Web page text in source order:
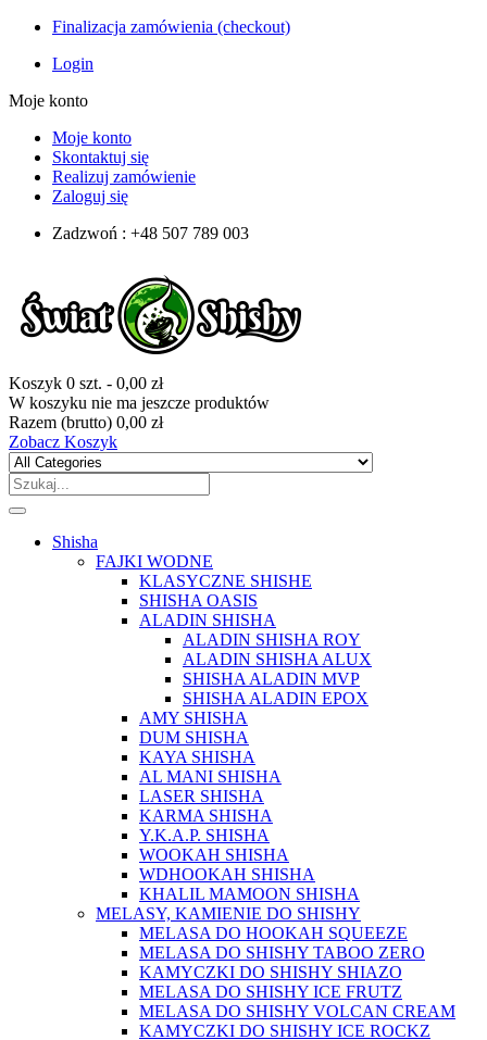
Finalizacja zamówienia (checkout)
Login
Moje konto
Moje konto
Skontaktuj się
Realizuj zamówienie
Zaloguj się
Zadzwoń : +48 507 789 003
Koszyk 0 szt. - 0,00 zł
W koszyku nie ma jeszcze produktów
Razem (brutto) 0,00 zł
Zobacz Koszyk
Shisha
FAJKI WODNE
KLASYCZNE SHISHE
SHISHA OASIS
ALADIN SHISHA
ALADIN SHISHA ROY
ALADIN SHISHA ALUX
SHISHA ALADIN MVP
SHISHA ALADIN EPOX
AMY SHISHA
DUM SHISHA
KAYA SHISHA
AL MANI SHISHA
LASER SHISHA
KARMA SHISHA
Y.K.A.P. SHISHA
WOOKAH SHISHA
WDHOOKAH SHISHA
KHALIL MAMOON SHISHA
MELASY, KAMIENIE DO SHISHY
MELASA DO HOOKAH SQUEEZE
MELASA DO SHISHY TABOO ZERO
KAMYCZKI DO SHISHY SHIAZO
MELASA DO SHISHY ICE FRUTZ
MELASA DO SHISHY VOLCAN CREAM
KAMYCZKI DO SHISHY ICE ROCKZ